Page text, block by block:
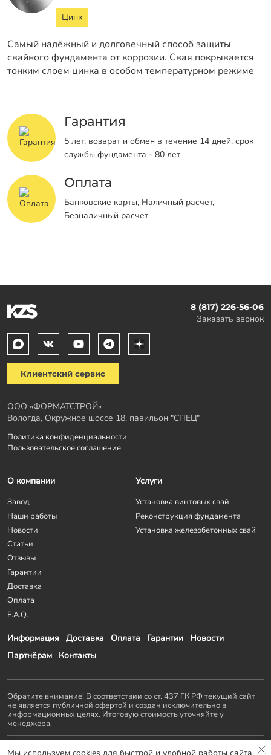
Цинк
Самый надёжный и долговечный способ защиты
свайного фундамента от коррозии. Свая покрывается
тонким слоем цинка в особом температурном режиме
Гарантия
5 лет, возврат и обмен в течение 14 дней, срок
службы фундамента - 80 лет
Оплата
Банковские карты, Наличный расчет,
Безналичный расчет
8 (817) 226-56-06
Заказать звонок
Клиентский сервис
ООО «ФОРМАТСТРОЙ»
Вологда, Окружное шоссе 18, павильон "СПЕЦ"
Политика конфиденциальности
Пользовательское соглашение
Информация Доставка Оплата Гарантии
Новости
Партнёрам
Контакты
О компании
Завод
Наши работы
Новости
Статьи
Отзывы
Гарантии
Доставка
Оплата
F.A.Q.
Услуги
Установка винтовых свай
Реконструкция фундамента
Установка железобетонных свай
Обратите внимание! В соответствии со ст. 437 ГК РФ текущий сайт
не является публичной офертой и создан исключительно в
информационных целях. Итоговую стоимость уточняйте у
менеджера.
Остальные проекты KZS GROUP